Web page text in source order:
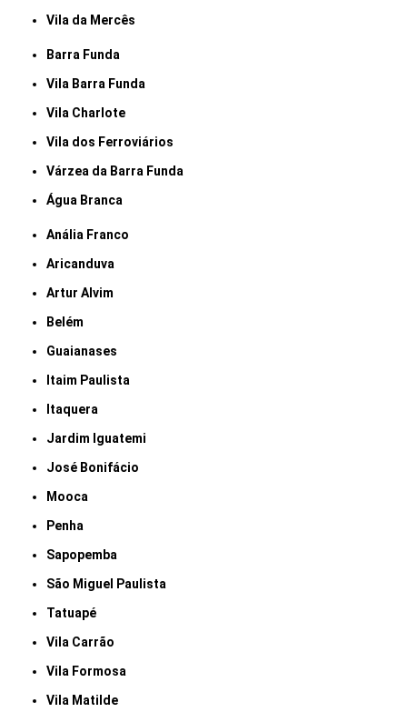
Vila da Mercês
Barra Funda
Vila Barra Funda
Vila Charlote
Vila dos Ferroviários
Várzea da Barra Funda
Água Branca
Anália Franco
Aricanduva
Artur Alvim
Belém
Guaianases
Itaim Paulista
Itaquera
Jardim Iguatemi
José Bonifácio
Mooca
Penha
Sapopemba
São Miguel Paulista
Tatuapé
Vila Carrão
Vila Formosa
Vila Matilde